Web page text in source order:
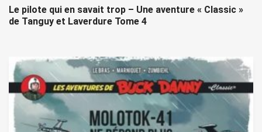
Le pilote qui en savait trop – Une aventure « Classic »
de Tanguy et Laverdure Tome 4